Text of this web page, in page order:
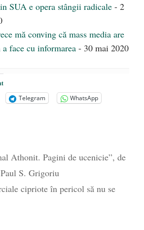
SUA e opera stângii radicale - 2
mă conving că mass media are
face cu informarea - 30 mai 2020
Telegram
WhatsApp
Athonit. Pagini de ucenicie”, de
S. Grigoriu
cipriote în pericol să nu se